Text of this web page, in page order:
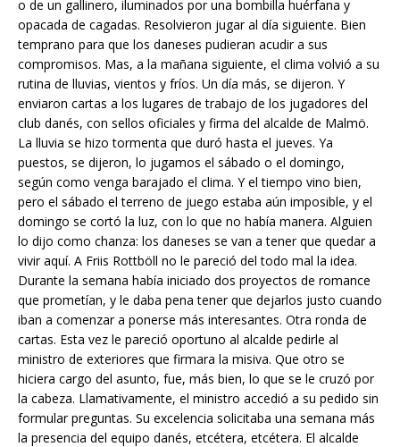
o de un gallinero, iluminados por una bombilla huérfana y
opacada de cagadas. Resolvieron jugar al día siguiente. Bien
temprano para que los daneses pudieran acudir a sus
compromisos. Mas, a la mañana siguiente, el clima volvió a su
rutina de lluvias, vientos y fríos. Un día más, se dijeron. Y
enviaron cartas a los lugares de trabajo de los jugadores del
club danés, con sellos oficiales y firma del alcalde de Malmö.
La lluvia se hizo tormenta que duró hasta el jueves. Ya
puestos, se dijeron, lo jugamos el sábado o el domingo,
según como venga barajado el clima. Y el tiempo vino bien,
pero el sábado el terreno de juego estaba aún imposible, y el
domingo se cortó la luz, con lo que no había manera. Alguien
lo dijo como chanza: los daneses se van a tener que quedar a
vivir aquí. A Friis Rottböll no le pareció del todo mal la idea.
Durante la semana había iniciado dos proyectos de romance
que prometían, y le daba pena tener que dejarlos justo cuando
iban a comenzar a ponerse más interesantes. Otra ronda de
cartas. Esta vez le pareció oportuno al alcalde pedirle al
ministro de exteriores que firmara la misiva. Que otro se
hiciera cargo del asunto, fue, más bien, lo que se le cruzó por
la cabeza. Llamativamente, el ministro accedió a su pedido sin
formular preguntas. Su excelencia solicitaba una semana más
la presencia del equipo danés, etcétera, etcétera. El alcalde